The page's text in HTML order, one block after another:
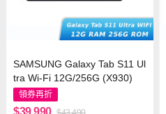
SAMSUNG Galaxy Tab S11 Ul
tra Wi-Fi 12G/256G (X930)
領券再折
$39,990